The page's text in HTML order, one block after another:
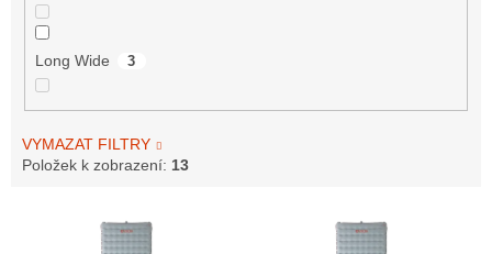
Long Wide 3
VYMAZAT FILTRY
Položek k zobrazení: 13